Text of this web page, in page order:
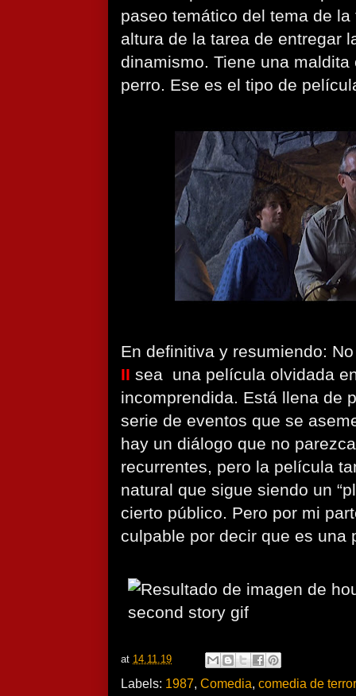
paseo temático del tema de
altura de la tarea de entregar
​​dinamismo. Tiene una
perro. Ese es el tipo de
En definitiva y resumiendo:
II sea ​​una película olvidada
incomprendida. Está llena de
serie de eventos que se
hay un diálogo que no
recurrentes, pero la película
natural que sigue siendo un
cierto público. Pero por mi
culpable por decir que es una
at 14.11.19
Labels: 1987, Comedia, comedia de terror